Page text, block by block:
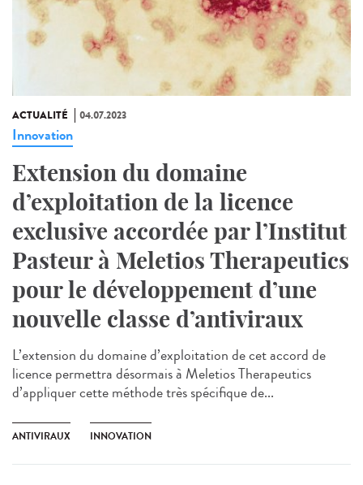
ACTUALITÉ 04.07.2023
Innovation
Extension du domaine
d’exploitation de la licence
exclusive accordée par l’Institut
Pasteur à Meletios Therapeutics
pour le développement d’une
nouvelle classe d’antiviraux
L’extension du domaine d’exploitation de cet accord de
licence permettra désormais à Meletios Therapeutics
d’appliquer cette méthode très spécifique de...
ANTIVIRAUX INNOVATION